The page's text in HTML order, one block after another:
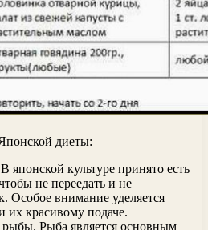
диеты:
культуре принято есть
не переедать и не
Особое внимание уделяется
их красивому подаче.
рыбы. Рыба является основным